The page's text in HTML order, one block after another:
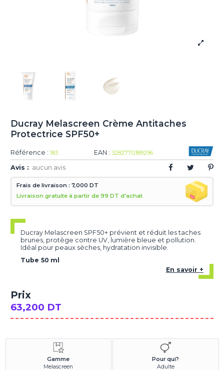
Ducray Melascreen Crème Antitaches
Protectrice SPF50+
Référence : 183 EAN : 3282770389296
Avis : aucun avis
Frais de livraison : 7,000 DT
Livraison gratuite à partir de 99 DT d'achat
Ducray Melascreen SPF50+ prévient et réduit les taches
brunes, protège contre UV, lumière bleue et pollution.
Idéal pour peaux sèches, hydratation invisible.
Tube 50 ml
En savoir +
Prix
63,200 DT
Gamme
Melascreen
Pour qui?
Adulte